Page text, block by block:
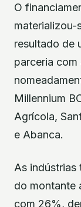
O
materializou-
resultado de
parceria com
Millennium
Agrícola,
e Abanca.
As indústrias
do montante
com 26%,